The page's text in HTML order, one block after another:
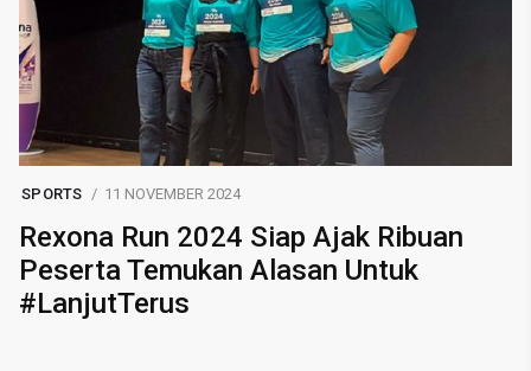
SPORTS 11 NOVEMBER 2024
Rexona Run 2024 Siap Ajak Ribuan
Peserta Temukan Alasan Untuk
#LanjutTerus